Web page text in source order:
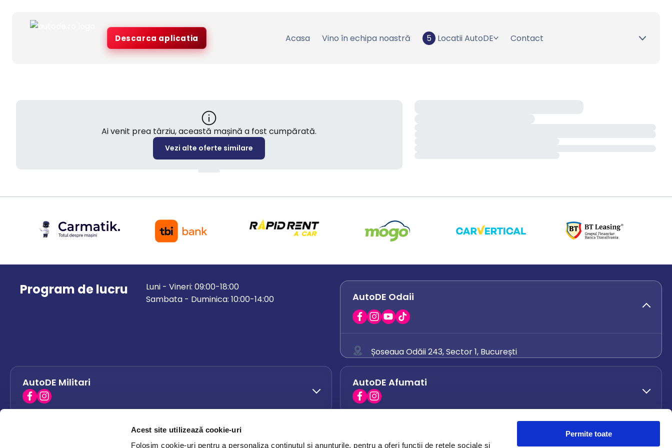
Acest site utilizează cookie-uri
Folosim cookie-uri pentru a personaliza conținutul și anunțurile, pentru a oferi funcții de rețele sociale și
Permite toate
Descarca aplicatia Acasa Vino în echipa noastră 5 Locatii AutoDE Contact
Ai venit prea târziu, această mașină a fost cumpărată.
Vezi alte oferte similare
Program de lucru
Luni - Vineri: 09:00-18:00
Sambata - Duminica: 10:00-14:00
AutoDE Odaii
Șoseaua Odăii 243, Sector 1, București
0742 444 194
office.odaii@autode.ro
AutoDE Militari AutoDE Afumati